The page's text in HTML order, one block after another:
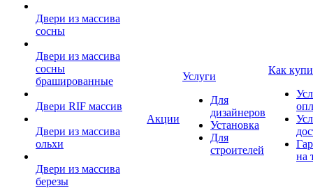
Двери из массива
сосны
Двери из массива
сосны
брашированные
Двери RIF массив
Двери из массива
ольхи
Двери из массива
березы
Акции
Услуги
Для
дизайнеров
Установка
Для
строителей
Как
на